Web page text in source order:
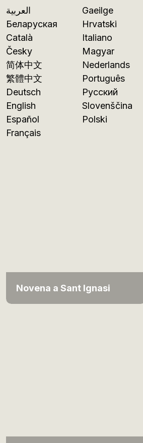
العربية
Беларуская
Català
Česky
简体中文
繁體中文
Deutsch
English
Español
Français
Gaeilge
Hrvatski
Italiano
Magyar
Nederlands
Português
Русский
Slovenščina
Polski
Novena a Sant Ignasi